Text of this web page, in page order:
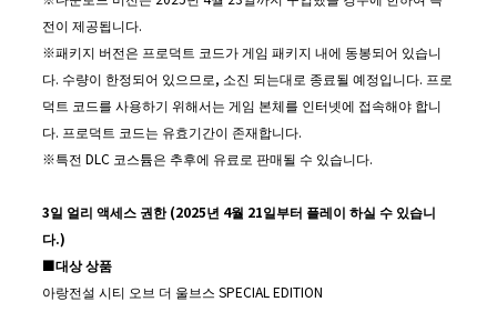
전이 제공됩니다.
※패키지 버전은 프로덕트 코드가 게임 패키지 내에 동봉되어 있습니
다. 수량이 한정되어 있으므로, 소진 되는대로 종료될 예정입니다. 프로
덕트 코드를 사용하기 위해서는 게임 본체를 인터넷에 접속해야 합니
다. 프로덕트 코드는 유효기간이 존재합니다.
※특전 DLC 코스튬은 추후에 유료로 판매될 수 있습니다.
3일 얼리 액세스 권한(2025년 4월 21일부터 플레이 하실 수 있습니
다.)
■대상 상품
아랑전설 시티 오브 더 울브스 SPECIAL EDITION